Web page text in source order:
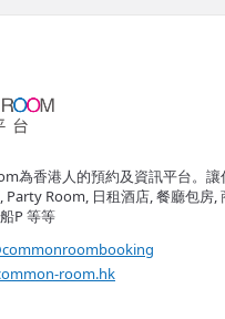
為香港人的預約及資訊平台。讓
Party Room, 日租酒店, 餐廳包房,
P 等等
room.hk